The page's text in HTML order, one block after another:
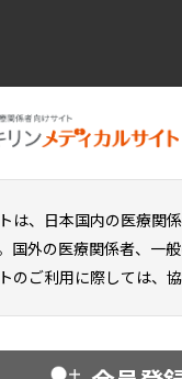
1年目の
以上の方で所得の適
は、日本国内の医療関
国外の医療関係者、一
のご利用に際しては、